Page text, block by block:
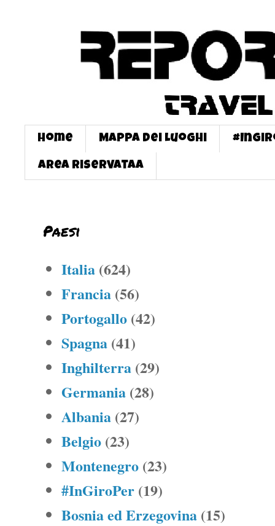
Home Mappa dei Luoghi
Area Riservataa
Paesi
Italia (624)
Francia (56)
Portogallo (42)
Spagna (41)
Inghilterra (29)
Germania (28)
Albania (27)
Belgio (23)
Montenegro (23)
#InGiroPer (19)
Bosnia ed Erzegovina (15)